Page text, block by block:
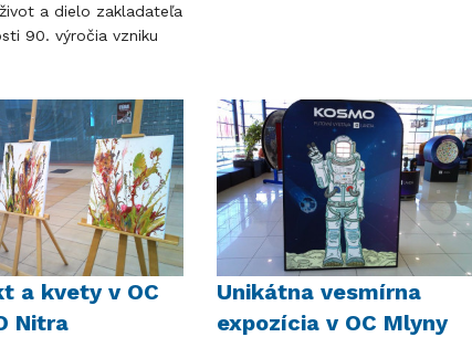
a dielo zakladateľa
90. výročia vzniku
a kvety v OC
Nitra
Unikátna vesmírna
expozícia v OC Mlyny